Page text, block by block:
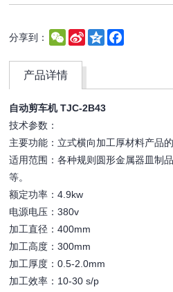
分享到： WeChat
Sina
Weibo
Qzone
产品详情
自动剪车机 TJC-2B43
技术参数：
主要功能：立式横向加工厚材料产品
适用范围：各种规则圆形金属器皿制
等。
额定功率：4.9kw
电源电压：380v
加工直径：400mm
加工高度：300mm
加工厚度：0.5-2.0mm
加工效率：10-30 s/p